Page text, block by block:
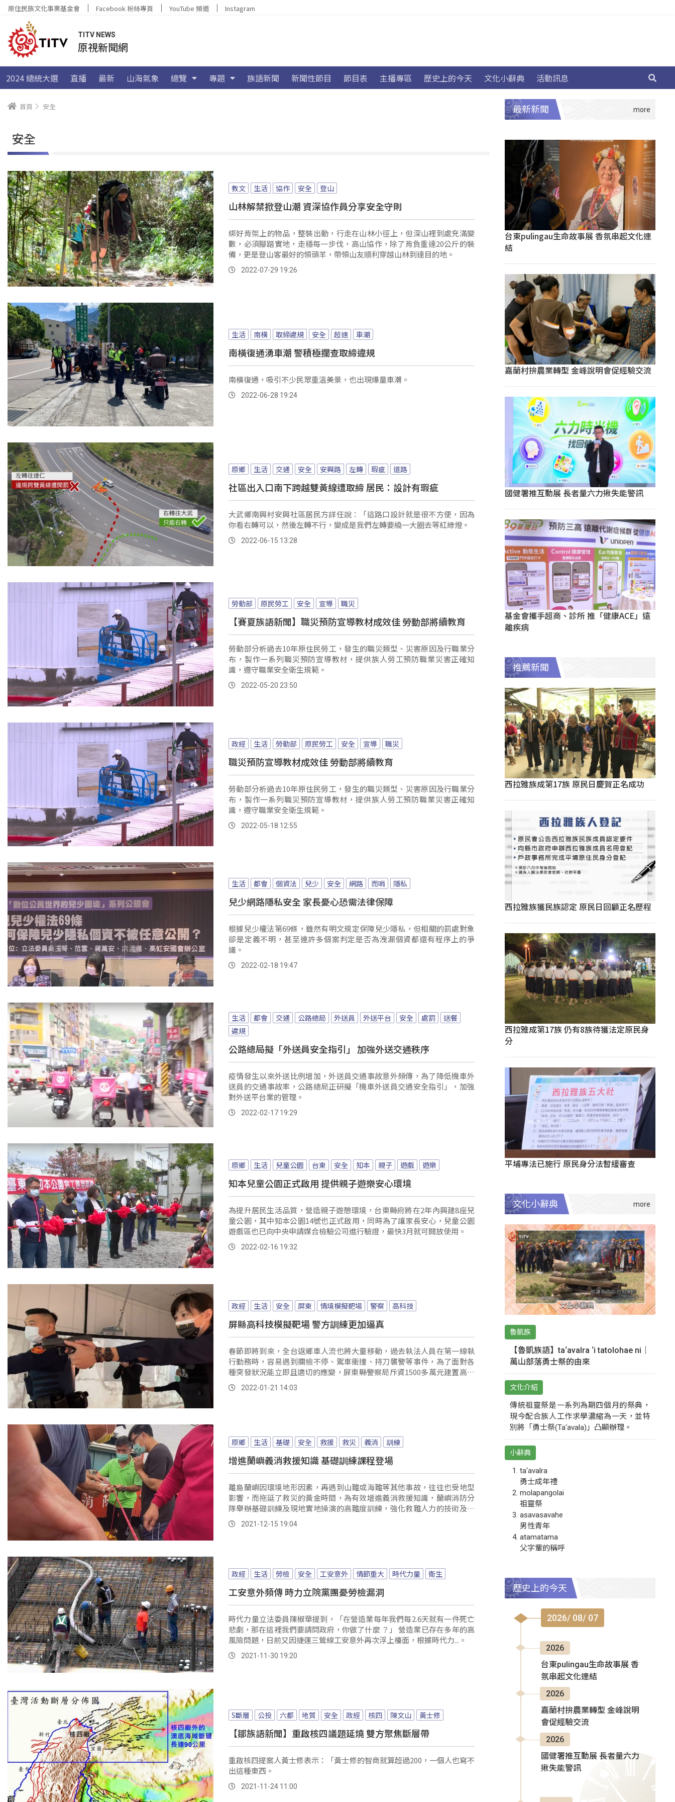
原住民族文化事業基金會 Facebook 粉絲專頁 YouTube 頻道 Instagram
TITV NEWS
原視新聞網
2024 總統大選 直播 最新 山海氣象 總覽 專題 族語新聞 新聞性節目 節目表 主播專區 歷史上的今天 文化小辭典 活動訊息
首頁 安全
安全
教文 生活 協作 安全 登山
山林解禁掀登山潮 資深協作員分享安全守則
綁好背架上的物品，整裝出動，行走在山林小徑上，但深山裡到處充滿變
數，必須腳踏實地，走穩每一步伐，高山協作，除了背負重達20公斤的裝
備，更是登山客最好的領頭羊，帶領山友順利穿越山林到達目的地。
2022-07-29 19:26
生活 南橫 取締違規 安全 超速 車潮
南橫復通湧車潮 警積極攔查取締違規
南橫復通，吸引不少民眾重溫美景，也出現爆量車潮。
2022-06-28 19:24
原鄉 生活 交通 安全 安興路 左轉 瑕疵 道路
社區出入口南下跨越雙黃線遭取締 居民：設計有瑕疵
大武鄉南興村安興社區居民方詳任說：「這路口設計就是很不方便，因為
你看右轉可以，然後左轉不行，變成是我們左轉要繞一大圈去等紅綠燈。
2022-06-15 13:28
勞動部 原民勞工 安全 宣導 職災
【賽夏族語新聞】職災預防宣導教材成效佳 勞動部將續教育
勞動部分析過去10年原住民勞工，發生的職災類型、災害原因及行職業分
布，製作一系列職災預防宣導教材，提供族人勞工預防職業災害正確知
識，遵守職業安全衛生規範。
2022-05-20 23:50
政經 生活 勞動部 原民勞工 安全 宣導 職災
職災預防宣導教材成效佳 勞動部將續教育
勞動部分析過去10年原住民勞工，發生的職災類型、災害原因及行職業分
布，製作一系列職災預防宣導教材，提供族人勞工預防職業災害正確知
識，遵守職業安全衛生規範。
2022-05-18 12:55
生活 都會 個資法 兒少 安全 網路 而哨 隱私
兒少網路隱私安全 家長憂心恐需法律保障
根據兒少權法第69條，雖然有明文規定保障兒少隱私，但相關的罰處對象
卻是定義不明，甚至連許多個案判定是否為洩漏個資都還有程序上的爭
議。
2022-02-18 19:47
生活 都會 交通 公路總局 外送員 外送平台 安全 處罰
送餐
違規
公路總局擬「外送員安全指引」 加強外送交通秩序
疫情發生以來外送比例增加，外送員交通事故意外頻傳，為了降低機車外
送員的交通事故率，公路總局正研擬「機車外送員交通安全指引」，加強
對外送平台業的管理。
2022-02-17 19:29
原鄉 生活 兒童公園 台東 安全 知本 親子 遊戲 遊樂
知本兒童公園正式啟用 提供親子遊樂安心環境
為提升居民生活品質，營造親子遊憩環境，台東縣府將在2年內興建8座兒
童公園，其中知本公園14號也正式啟用，同時為了讓家長安心，兒童公園
遊戲區也已向中央申請媒合檢驗公司進行驗證，最快3月就可開放使用。
2022-02-16 19:32
政經 生活 安全 屏東 情境模擬靶場 警察 高科技
屏縣高科技模擬靶場 警方訓練更加逼真
春節即將到來，全台返鄉車人流也將大量移動，過去執法人員在第一線執
行勤務時，容易遇到攔檢不停、駕車衝撞、持刀襲警等事件，為了面對各
種突發狀況能立即且適切的應變，屏東縣警察局斥資1500多萬元建置高科
技互...。2022-01-21 14:03
原鄉 生活 基礎 安全 救援 救災 義消 訓練
增進蘭嶼義消救援知識 基礎訓練課程登場
離島蘭嶼因環境地形因素，再遇到山難或海難等其他事故，往往也受地型
影響，而拖延了救災的黃金時間，為有效增進義消救援知識，蘭嶼消防分
隊舉辦基礎訓練及現地實地操演的高難度訓練，強化救難人力的技術及體
能。2021-12-15 19:04
政經 生活 勞檢 安全 工安意外 情節重大 時代力量 衛生
工安意外頻傳 時力立院黨團憂勞檢漏洞
時代力量立法委員陳椒華提到，「在營造業每年我們每2.6天就有一件死亡
悲劇，那在這裡我們要請問政府，你做了什麼 ？」 營造業已存在多年的高
風險問題，日前又因捷運三鶯線工安意外再次浮上檯面，根據時代力...。
2021-11-30 19:20
S斷層 公投 六都 地質 安全 政經 核四 陳文山 黃士修
【鄒族語新聞】重啟核四議題延燒 雙方聚焦斷層帶
重啟核四提案人黃士修表示：「黃士修的智商就算超過200，一個人也寫不
出這種東西。
2021-11-24 11:00
最新新聞
台東pulingau生命故事展 香氛串起文化連
結
嘉蘭村拚農業轉型 金峰說明會促經驗交流
國健署推互動展 長者量六力揪失能警訊
基金會攜手超商、診所 推「健康ACE」遠
離疾病
推薦新聞
西拉雅族成第17族 原民日慶賀正名成功
西拉雅族獲民族認定 原民日回顧正名歷程
西拉雅成第17族 仍有8族待獲法定原民身
分
平埔專法已施行 原民身分法暫緩審查
文化小辭典
魯凱族
【魯凱族語】ta‘avalra ‘i tatolohae ni｜
萬山部落勇士祭的由來
文化介紹
傳統祖靈祭是一系列為期四個月的祭典，
現今配合族人工作求學濃縮為一天，並特
別將「勇士祭(Ta‘avala)」凸顯辦理。
小辭典
ta‘avalra
勇士成年禮
molapangolai
祖靈祭
asavasavahe
男性青年
atamatama
父字輩的稱呼
歷史上的今天
2026/ 08/ 07
2026
台東pulingau生命故事展 香
氛串起文化連結
2026
嘉蘭村拚農業轉型 金峰說明
會促經驗交流
2026
國健署推互動展 長者量六力
揪失能警訊